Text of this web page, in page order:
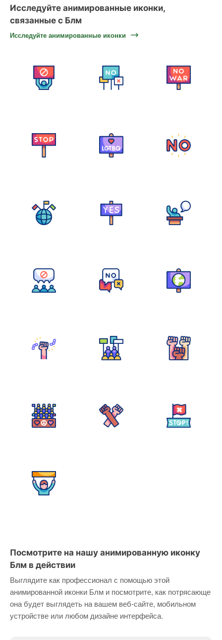
Исследуйте анимированные иконки,
связанные с Блм
Исследуйте анимированные иконки
Посмотрите на нашу анимированную иконку
Блм в действии
Выглядите как профессионал с помощью этой
анимированной иконки Блм и посмотрите, как потрясающе
она будет выглядеть на вашем веб-сайте, мобильном
устройстве или любом дизайне интерфейса.